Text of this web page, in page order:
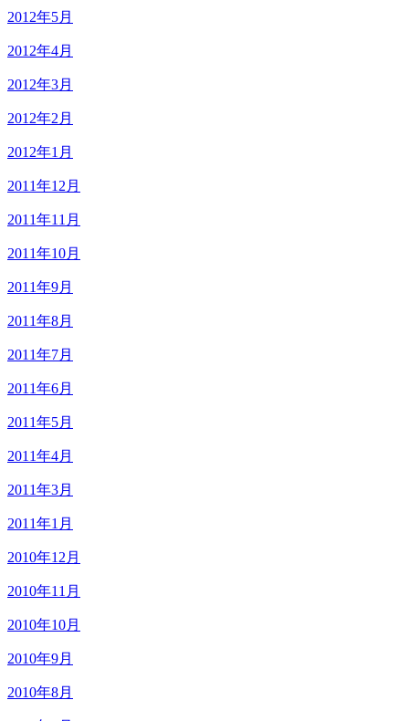
2012年5月
2012年4月
2012年3月
2012年2月
2012年1月
2011年12月
2011年11月
2011年10月
2011年9月
2011年8月
2011年7月
2011年6月
2011年5月
2011年4月
2011年3月
2011年1月
2010年12月
2010年11月
2010年10月
2010年9月
2010年8月